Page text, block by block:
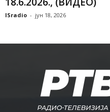
ISradio - јун 18, 2026